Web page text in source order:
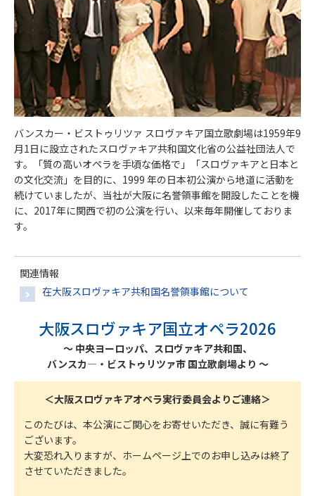
バンスカー・ビストゥリツァ スロヴァキア国立歌劇場は1959年9
月1日に設立されたスロヴァキア共和国文化省の公益社団法人で
す。「質の高いオペラを手頃な価格で」「スロヴァキアと日本と
の文化交流」を目的に、1999 年の日本初公演から地道に活動を
続けていましたが、当社が大阪に名誉領事館を開設したことを機
に、2017年に関西で初の公演を行い、以来毎年開催しておりま
す。
関連情報
在大阪スロヴァキア共和国名誉領事館について
大阪スロヴァキア国立オペラ2026
～ 中央ヨーロッパ、スロヴァキア共和国、
バンスカ―・ビストゥリツァ市 国立歌劇場より ～
＜大阪スロヴァキアオペラ実行委員会よりご連絡＞
このたびは、本公演にご関心をお寄せいただき、誠に有難う
ございます。
大変恐れ入りますが、ホームページ上でのお申し込みは終了
させていただきました。